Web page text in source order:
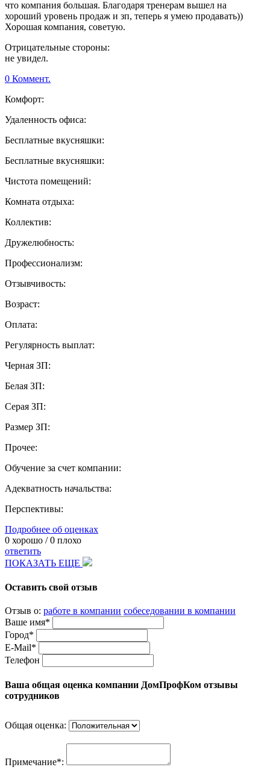
что компания большая. Благодаря тренерам вышел на
хороший уровень продаж и зп, теперь я умею продавать))
Хорошая компания, советую.
Отрицательные стороны:
не увидел.
0 Коммент.
Комфорт:
Удаленность офиса:
Бесплатные вкусняшки:
Бесплатные вкусняшки:
Чистота помещений:
Комната отдыха:
Коллектив:
Дружелюбность:
Профессионализм:
Отзывчивость:
Возраст:
Оплата:
Регулярность выплат:
Черная ЗП:
Белая ЗП:
Серая ЗП:
Размер ЗП:
Прочее:
Обучение за счет компании:
Адекватность начальства:
Перспективы:
Подробнее об оценках
0 хорошо /0 плохо
ответить
ПОКАЗАТЬ ЕЩЕ
Оставить свой отзыв
Отзыв о: работе в компании собеседовании в компании
Ваше имя*
Город*
E-Mail*
Телефон
Ваша общая оценка компании ДомПрофКом отзывы
сотрудников
Общая оценка:
Примечание*: